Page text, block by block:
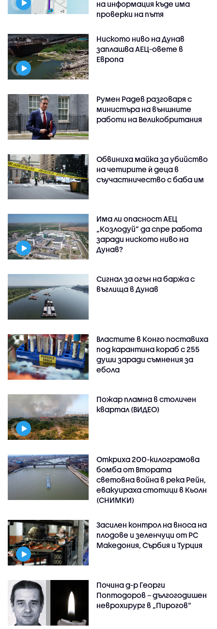
на информация къде има
проверки на пътя
Ниското ниво на Дунав
заплашва АЕЦ-овете в
Европа
Румен Радев разговаря с
министъра на външните
работи на Великобритания
Обвиниха майка за убийство
на четирите ѝ деца в
съучастничество с баба им
Има ли опасност АЕЦ
„Козлодуй” да спре работа
заради ниското ниво на
Дунав?
Сигнал за огън на баржа с
въглища в Дунав
Властите в Конго поставиха
под карантина кораб с 255
души заради съмнения за
ебола
Пожар пламна в столичен
квартал (ВИДЕО)
Откриха 200-килограмова
бомба от Втората
световна война в река Рейн,
евакуираха стотици в Кьолн
(СНИМКИ)
Засилен контрол на вноса на
плодове и зеленчуци от РС
Македония, Сърбия и Турция
Почина д-р Георги
Поптодоров – дългогодишен
неврохирург в „Пирогов“